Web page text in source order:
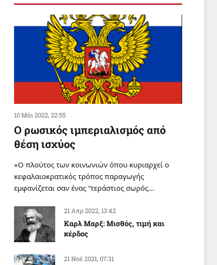
ΔΙΕΘΝΗ
Εκατομμύρια διαδήλωσαν σε
ολόκληρη την Υεμένη
υποστηρίζοντας την πολιτική
«αποκλεισμός για αποκλεισμό»
2 Αυγ 2026, 20:36
ΠΑΙΔΕΙΑ
Tηλεφωνικές απειλές του
Σύλλογος Οικότροφων ΦΕΑ
2 Αυγ 2026, 19:43
10 Μάι 2022, 22:55
Ο ρωσικός ιμπεριαλισμός από
θέση ισχύος
«Ο πλούτος των κοινωνιών όπου κυριαρχεί ο
κεφαλαιοκρατικός τρόπος παραγωγής
εμφανίζεται σαν ένας “τεράστιος σωρός…
21 Απρ 2022, 13:42
Καρλ Μαρξ: Μισθός, τιμή και
κέρδος
21 Νοέ 2021, 07:31